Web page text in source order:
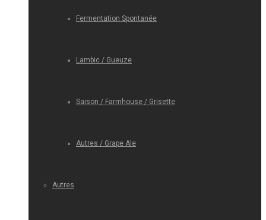
Fermentation Spontanée
Lambic / Gueuze
Saison / Farmhouse / Grisette
Autres / Grape Ale
Autres